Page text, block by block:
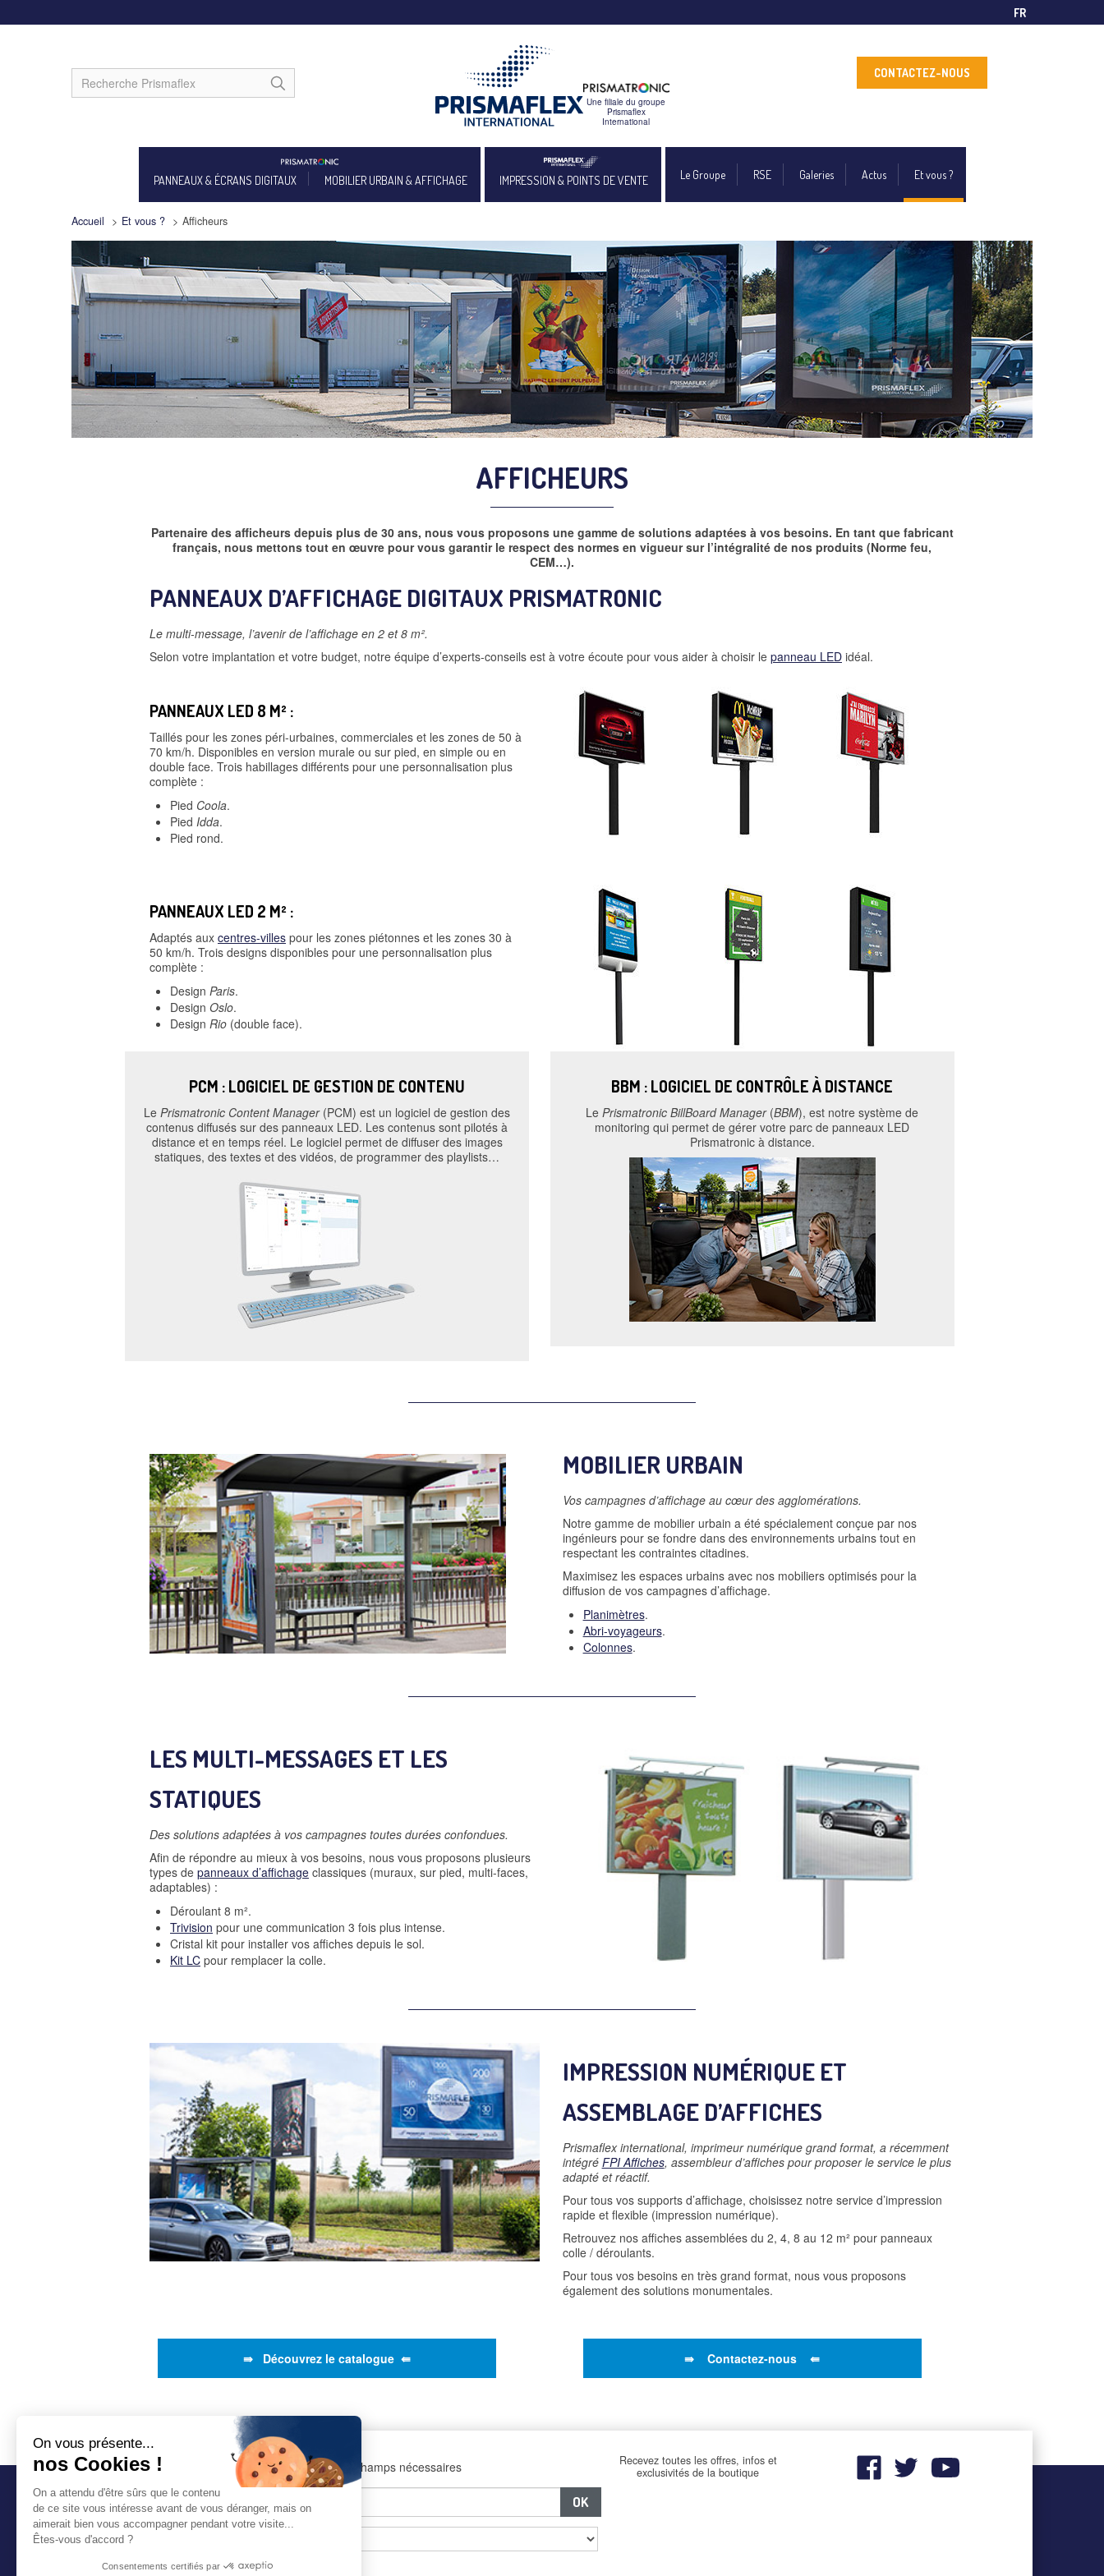
FR
CONTACTEZ-NOUS
PANNEAUX & ÉCRANS DIGITAUX MOBILIER URBAIN & AFFICHAGE IMPRESSION & POINTS DE VENTE Le Groupe RSE Galeries Actus Et vous ?
Accueil > Et vous ? > Afficheurs
AFFICHEURS
Partenaire des afficheurs depuis plus de 30 ans, nous vous proposons une gamme de solutions adaptées à vos besoins. En tant que fabricant
français, nous mettons tout en œuvre pour vous garantir le respect des normes en vigueur sur l’intégralité de nos produits (Norme feu,
CEM…).
PANNEAUX D’AFFICHAGE DIGITAUX PRISMATRONIC
Le multi-message, l’avenir de l’affichage en 2 et 8 m².
Selon votre implantation et votre budget, notre équipe d’experts-conseils est à votre écoute pour vous aider à choisir le panneau LED idéal.
PANNEAUX LED 8 M² :
Taillés pour les zones péri-urbaines, commerciales et les zones de 50 à
70 km/h. Disponibles en version murale ou sur pied, en simple ou en
double face. Trois habillages différents pour une personnalisation plus
complète :
Pied Coola.
Pied Idda.
Pied rond.
PANNEAUX LED 2 M² :
Adaptés aux centres-villes pour les zones piétonnes et les zones 30 à
50 km/h. Trois designs disponibles pour une personnalisation plus
complète :
Design Paris.
Design Oslo.
Design Rio (double face).
PCM : LOGICIEL DE GESTION DE CONTENU
LePrismatronic Content Manager(PCM) est un logiciel de gestion des
contenus diffusés sur des panneaux LED. Les contenus sont pilotés à
distance et en temps réel. Le logiciel permet de diffuser des images
statiques, des textes et des vidéos, de programmer des playlists…
BBM : LOGICIEL DE CONTRÔLE À DISTANCE
Le Prismatronic BillBoard Manager(BBM), est notre système de
monitoring qui permet de gérer votre parc de panneaux LED
Prismatronic à distance.
MOBILIER URBAIN
Vos campagnes d’affichage au cœur des agglomérations.
Notre gamme de mobilier urbain a été spécialement conçue par nos
ingénieurs pour se fondre dans des environnements urbains tout en
respectant les contraintes citadines.
Maximisez les espaces urbains avec nos mobiliers optimisés pour la
diffusion de vos campagnes d’affichage.
Planimètres.
Abri-voyageurs.
Colonnes.
LES MULTI-MESSAGES ET LES
STATIQUES
Des solutions adaptées à vos campagnes toutes durées confondues.
Afin de répondre au mieux à vos besoins, nous vous proposons plusieurs
types de panneaux d’affichage classiques (muraux, sur pied, multi-faces,
adaptables) :
Déroulant 8 m².
Trivision pour une communication 3 fois plus intense.
Cristal kit pour installer vos affiches depuis le sol.
Kit LC pour remplacer la colle.
IMPRESSION NUMÉRIQUE ET
ASSEMBLAGE D’AFFICHES
Prismaflex international, imprimeur numérique grand format, a récemment
intégré FPI Affiches, assembleur d’affiches pour proposer le service le plus
adapté et réactif.
Pour tous vos supports d’affichage, choisissez notre service d’impression
rapide et flexible (impression numérique).
Retrouvez nos affiches assemblées du 2, 4, 8 au 12 m² pour panneaux
colle / déroulants.
Pour tous vos besoins en très grand format, nous vous proposons
également des solutions monumentales.
⇛ Découvrez le catalogue ⇚ ⇛ Contactez-nous ⇚
NEWSLETTER «*» indique les champs nécessaires
Recevez toutes les offres, infos et
exclusivités de la boutique
–
On vous présente...
nos Cookies !
On a attendu d'être sûrs que le contenu
de ce site vous intéresse avant de vous déranger, mais on
aimerait bien vous accompagner pendant votre visite...
Êtes-vous d'accord ?
Consentements certifiés par